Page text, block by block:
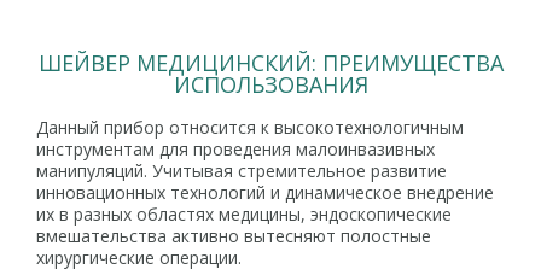
ШЕЙВЕР МЕДИЦИНСКИЙ: ПРЕИМУЩЕСТВА
ИСПОЛЬЗОВАНИЯ
Данный прибор относится к высокотехнологичным
инструментам для проведения малоинвазивных
манипуляций. Учитывая стремительное развитие
инновационных технологий и динамическое внедрение
их в разных областях медицины, эндоскопические
вмешательства активно вытесняют полостные
хирургические операции.